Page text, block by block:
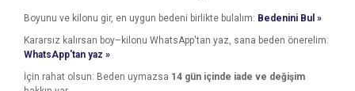
Boyunu ve kilonu gir, en uygun bedeni birlikte bulalım: Bedenini Bul »
Kararsız kalırsan boy–kilonu WhatsApp'tan yaz, sana beden önerelim:
WhatsApp'tan yaz »
İçin rahat olsun: Beden uymazsa 14 gün içinde iade ve değişim